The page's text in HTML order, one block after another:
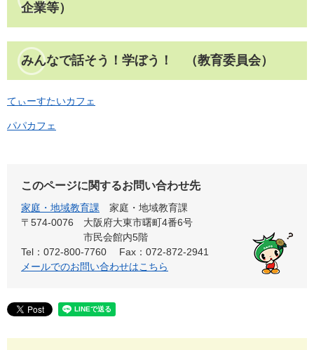
企業等）
みんなで話そう！学ぼう！​ （教育委員会）
てぃーすたいカフェ
パパカフェ
このページに関するお問い合わせ先
家庭・地域教育課
家庭・地域教育課
〒574-0076
大阪府大東市曙町4番6号
市民会館内5階
Tel：072-800-7760
Fax：072-872-2941
メールでのお問い合わせはこちら